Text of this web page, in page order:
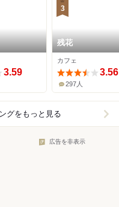
3.59
3
残花
カフェ
3.56
297人
グをもっと見る
広告を非表示